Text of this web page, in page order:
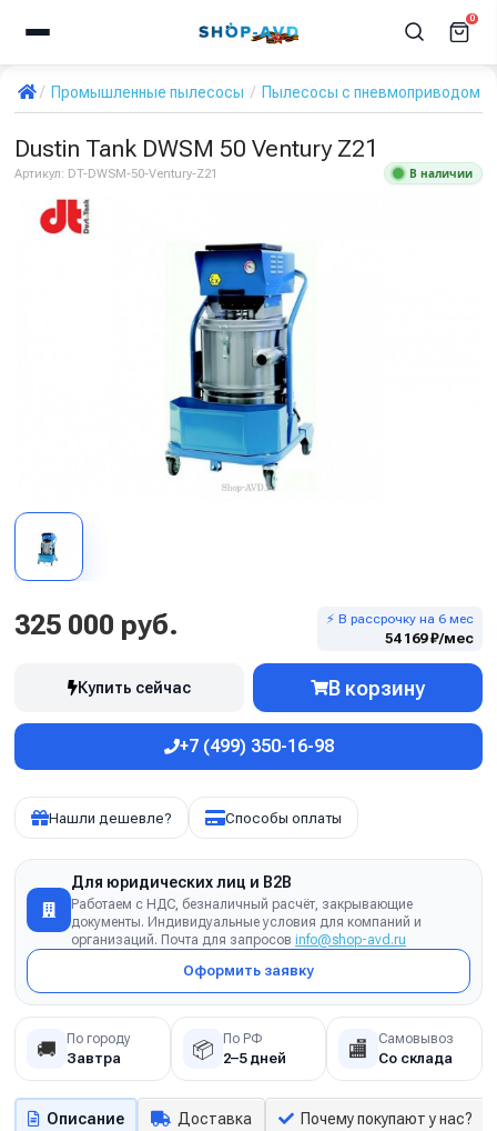
0
Промышленные пылесосы Пылесосы с пневмоприводом
Dustin Tank DWSM 50 Ventury Z21
Артикул: DT-DWSM-50-Ventury-Z21 В наличии
325 000 руб. ⚡ В рассрочку на 6 мес
54 169 ₽/мес
Купить сейчас В корзину
+7 (499) 350-16-98
Нашли дешевле? Способы оплаты
Для юридических лиц и B2B
Работаем с НДС, безналичный расчёт, закрывающие
документы. Индивидуальные условия для компаний и
организаций. Почта для запросов info@shop-avd.ru
Оформить заявку
🚚 По городу
Завтра 📦 По РФ
2–5 дней 🏬 Самовывоз
Со склада
Описание Доставка Почему покупают у нас?